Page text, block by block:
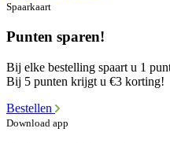
Spaarkaart
Punten sparen!
Bij elke bestelling spaart u 1
Bij 5 punten krijgt u €3 korting!
Bestellen
Download app